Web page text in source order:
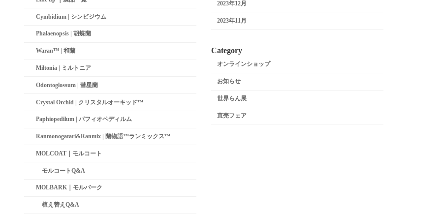
Cymbidium | シンビジウム
Phalaenopsis | 胡蝶蘭
Waran™ | 和蘭
Miltonia | ミルトニア
Odontoglossum | 彗星蘭­
Crystal Orchid | クリスタルオーキッド™
Paphiopedilum | パフィオペディルム
Ranmonogatari&Ranmix | 蘭物語™ランミックス™
MOLCOAT｜モルコート
モルコートQ&A
MOLBARK｜モルバーク
植え替えQ&A
2023年12月
2023年11月
Category
オンラインショップ
お知らせ
世界らん展
直売フェア